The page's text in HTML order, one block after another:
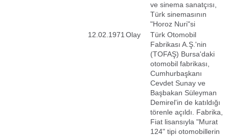
ve sinema sanatçısı,
Türk sinemasının
"Horoz Nuri"si
12.02.1971 Olay
Türk Otomobil
Fabrikası A.Ş.'nin
(TOFAŞ) Bursa'daki
otomobil fabrikası,
Cumhurbaşkanı
Cevdet Sunay ve
Başbakan Süleyman
Demirel'in de katıldığı
törenle açıldı. Fabrika,
Fiat lisansıyla "Murat
124" tipi otomobillerin